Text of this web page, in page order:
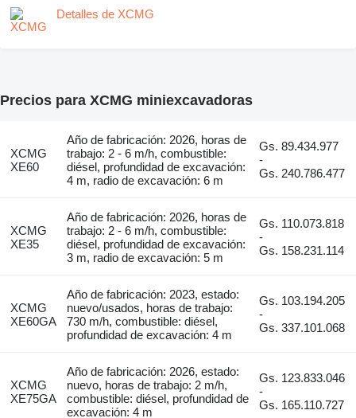
Detalles de XCMG
Precios para XCMG miniexcavadoras
XCMG
XE60
Año de fabricación: 2026, horas de
trabajo: 2 - 6 m/h, combustible:
diésel, profundidad de excavación:
4 m, radio de excavación: 6 m
Gs. 89.434.977
-
Gs. 240.786.477
XCMG
XE35
Año de fabricación: 2026, horas de
trabajo: 2 - 6 m/h, combustible:
diésel, profundidad de excavación:
3 m, radio de excavación: 5 m
Gs. 110.073.818
-
Gs. 158.231.114
XCMG
XE60GA
Año de fabricación: 2023, estado:
nuevo/usados, horas de trabajo:
730 m/h, combustible: diésel,
profundidad de excavación: 4 m
Gs. 103.194.205
-
Gs. 337.101.068
XCMG
XE75GA
Año de fabricación: 2026, estado:
nuevo, horas de trabajo: 2 m/h,
combustible: diésel, profundidad de
excavación: 4 m
Gs. 123.833.046
-
Gs. 165.110.727